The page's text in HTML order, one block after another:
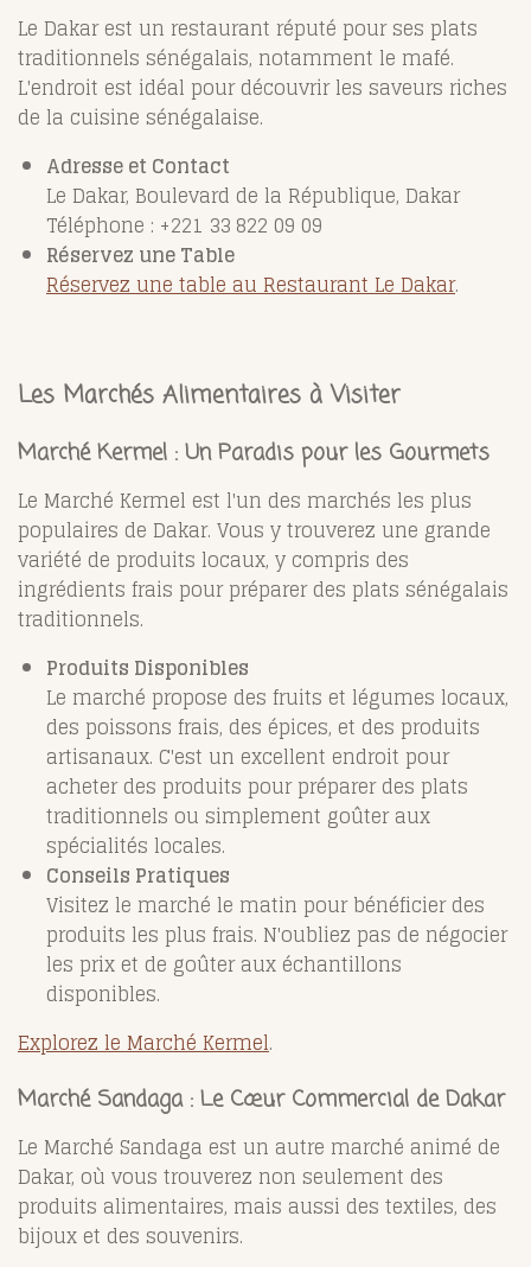
Le Dakar est un restaurant réputé pour ses plats
traditionnels sénégalais, notamment le mafé.
L'endroit est idéal pour découvrir les saveurs riches
de la cuisine sénégalaise.
Adresse et Contact
Le Dakar, Boulevard de la République, Dakar
Téléphone : +221 33 822 09 09
Réservez une Table
Réservez une table au Restaurant Le Dakar.
Les Marchés Alimentaires à Visiter
Marché Kermel : Un Paradis pour les Gourmets
Le Marché Kermel est l'un des marchés les plus
populaires de Dakar. Vous y trouverez une grande
variété de produits locaux, y compris des
ingrédients frais pour préparer des plats sénégalais
traditionnels.
Produits Disponibles
Le marché propose des fruits et légumes locaux,
des poissons frais, des épices, et des produits
artisanaux. C'est un excellent endroit pour
acheter des produits pour préparer des plats
traditionnels ou simplement goûter aux
spécialités locales.
Conseils Pratiques
Visitez le marché le matin pour bénéficier des
produits les plus frais. N'oubliez pas de négocier
les prix et de goûter aux échantillons
disponibles.
Explorez le Marché Kermel.
Marché Sandaga : Le Cœur Commercial de Dakar
Le Marché Sandaga est un autre marché animé de
Dakar, où vous trouverez non seulement des
produits alimentaires, mais aussi des textiles, des
bijoux et des souvenirs.